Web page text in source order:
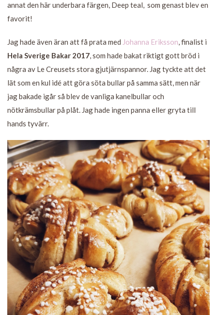
annat den här underbara färgen, Deep teal, som genast blev en
favorit!
Jag hade även äran att få prata med Johanna Eriksson, finalist i
Hela Sverige Bakar 2017, som hade bakat riktigt gott bröd i
några av Le Creusets stora gjutjärnspannor. Jag tyckte att det
lät som en kul idé att göra söta bullar på samma sätt, men när
jag bakade igår så blev de vanliga kanelbullar och
nötkrämsbullar på plåt. Jag hade ingen panna eller gryta till
hands tyvärr.